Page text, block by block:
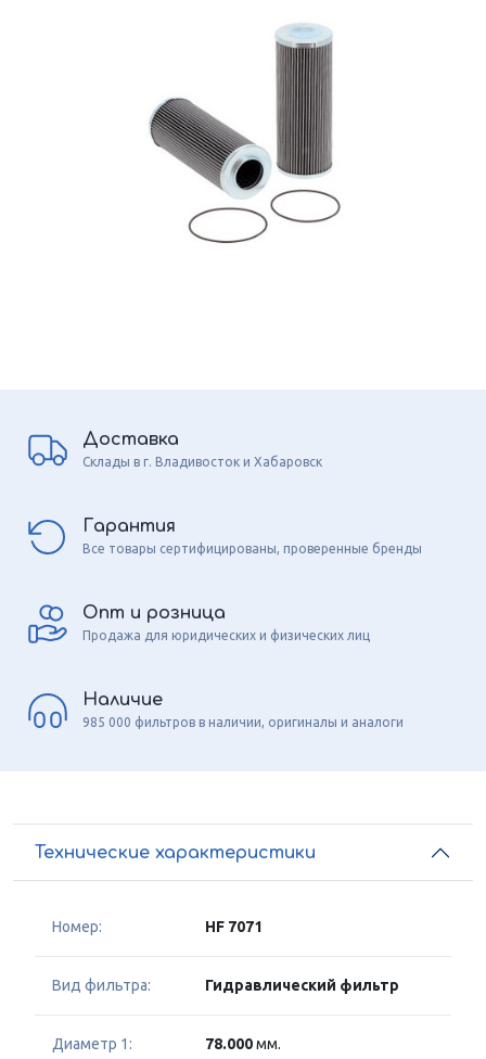
Доставка
Склады в г. Владивосток и Хабаровск
Гарантия
Все товары сертифицированы, проверенные бренды
Опт и розница
Продажа для юридических и физических лиц
Наличие
985 000 фильтров в наличии, оригиналы и аналоги
Технические характеристики
Номер: HF 7071
Вид фильтра: Гидравлический фильтр
Диаметр 1: 78.000мм.